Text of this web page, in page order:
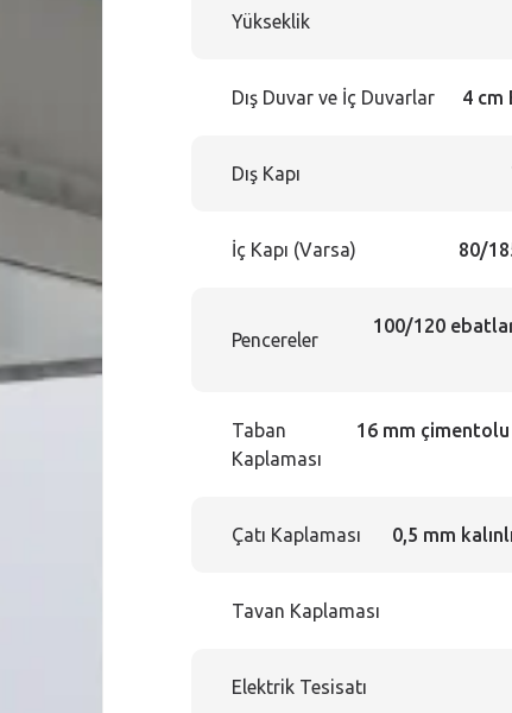
Yükseklik
Dış Duvar ve İç Duvarlar 4 cm
Dış Kapı
İç Kapı (Varsa) 80/
Pencereler
100/120
Taban
Kaplaması
16 mm çimentolu
Çatı Kaplaması 0,5 mm
Tavan Kaplaması
Elektrik Tesisatı